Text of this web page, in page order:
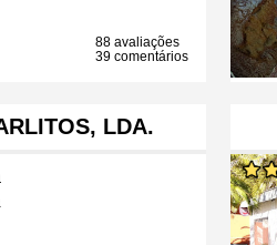
88 avaliações
39 comentários
LDA.